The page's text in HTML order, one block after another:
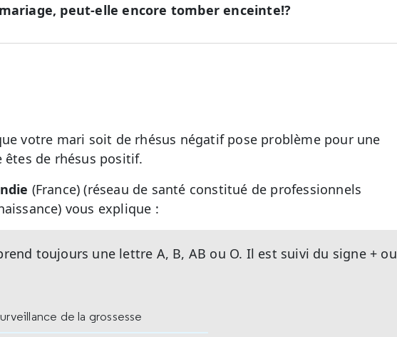
peut-elle encore tomber enceinte!?
votre mari soit de rhésus négatif pose problème pour une
êtes de rhésus positif.
(France) (réseau de santé constitué de professionnels
vous explique :
toujours une lettre A, B, AB ou O. Il est suivi du signe + ou
de la grossesse